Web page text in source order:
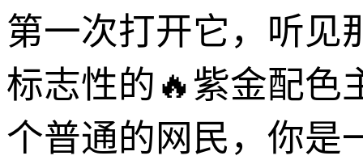
第一次打开它，听见
标志性的🔥紫金配色
个普通的网民，你是